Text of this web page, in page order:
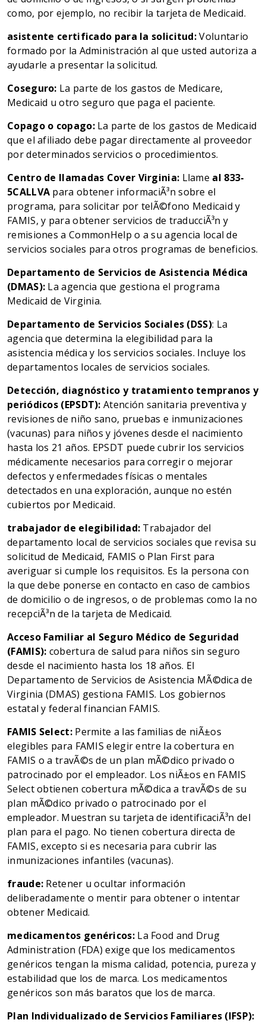
como, por ejemplo, no recibir la tarjeta de Medicaid.
asistente certificado para la solicitud:Voluntario
formado por la Administración al que usted autoriza a
ayudarle a presentar la solicitud.
Coseguro: La parte de los gastos de Medicare,
Medicaid u otro seguro que paga el paciente.
Copago o copago:La parte de los gastos de Medicaid
que el afiliado debe pagar directamente al proveedor
por determinados servicios o procedimientos.
Centro de llamadas Cover Virginia: Llame al 833-
5CALLVA para obtener informaciÃ³n sobre el
programa, para solicitar por telÃ©fono Medicaid y
FAMIS, y para obtener servicios de traducciÃ³n y
remisiones a CommonHelp o a su agencia local de
servicios sociales para otros programas de beneficios.
Departamento de Servicios de Asistencia Médica
(DMAS): La agencia que gestiona el programa
Medicaid de Virginia.
Departamento de Servicios Sociales (DSS): La
agencia que determina la elegibilidad para la
asistencia médica y los servicios sociales. Incluye los
departamentos locales de servicios sociales.
Detección, diagnóstico y tratamiento tempranos y
periódicos (EPSDT): Atención sanitaria preventiva y
revisiones de niño sano, pruebas e inmunizaciones
(vacunas) para niños y jóvenes desde el nacimiento
hasta los 21 años. EPSDT puede cubrir los servicios
médicamente necesarios para corregir o mejorar
defectos y enfermedades físicas o mentales
detectados en una exploración, aunque no estén
cubiertos por Medicaid.
trabajador de elegibilidad: Trabajador del
departamento local de servicios sociales que revisa su
solicitud de Medicaid, FAMIS o Plan First para
averiguar si cumple los requisitos. Es la persona con
la que debe ponerse en contacto en caso de cambios
de domicilio o de ingresos, o de problemas como la no
recepciÃ³n de la tarjeta de Medicaid.
Acceso Familiar al Seguro Médico de Seguridad
(FAMIS): cobertura de salud para niños sin seguro
desde el nacimiento hasta los 18 años. El
Departamento de Servicios de Asistencia MÃ©dica de
Virginia (DMAS) gestiona FAMIS. Los gobiernos
estatal y federal financian FAMIS.
FAMIS Select:Permite a las familias de niÃ±os
elegibles para FAMIS elegir entre la cobertura en
FAMIS o a travÃ©s de un plan mÃ©dico privado o
patrocinado por el empleador. Los niÃ±os en FAMIS
Select obtienen cobertura mÃ©dica a travÃ©s de su
plan mÃ©dico privado o patrocinado por el
empleador. Muestran su tarjeta de identificaciÃ³n del
plan para el pago. No tienen cobertura directa de
FAMIS, excepto si es necesaria para cubrir las
inmunizaciones infantiles (vacunas).
fraude: Retener u ocultar información
deliberadamente o mentir para obtener o intentar
obtener Medicaid.
medicamentos genéricos:La Food and Drug
Administration (FDA) exige que los medicamentos
genéricos tengan la misma calidad, potencia, pureza y
estabilidad que los de marca. Los medicamentos
genéricos son más baratos que los de marca.
Plan Individualizado de Servicios Familiares (IFSP):